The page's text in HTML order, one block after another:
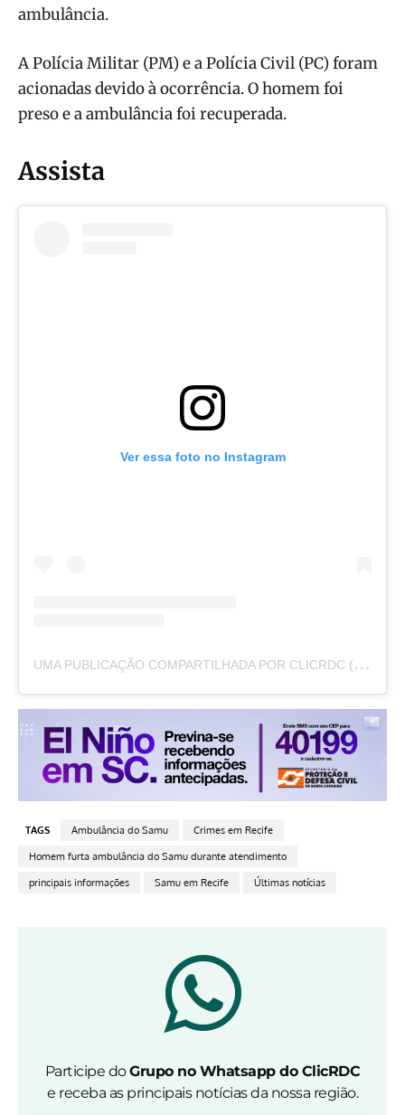
ambulância.
A Polícia Militar (PM) e a Polícia Civil (PC) foram
acionadas devido à ocorrência. O homem foi
preso e a ambulância foi recuperada.
Assista
Ver essa foto no Instagram
U
MA PUBLICAÇÃO COMPARTILHADA POR CLICRDC (@CLICRDC)
TAGS Ambulância do Samu Crimes em Recife
Homem furta ambulância do Samu durante atendimento
principais informações Samu em Recife Últimas notícias
Participe doGrupo no Whatsapp do ClicRDC
e receba as principais notícias da nossa região.